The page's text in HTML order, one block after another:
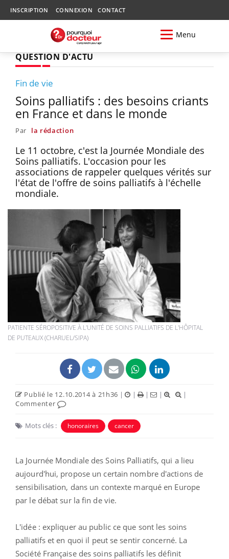
INSCRIPTION CONNEXION CONTACT
Menu
QUESTION D'ACTU
Fin de vie
Soins palliatifs : des besoins criants
en France et dans le monde
Par la rédaction
Le 11 octobre, c'est la Journée Mondiale des
Soins palliatifs. L'occasion pour les
associations de rappeler quelques vérités sur
l'état de l'offre de soins palliatifs à l'échelle
mondiale.
PATIENTE SÉROPOSITIVE À L'UNITÉ DE SOINS PALLIATIFS DE L'HÔPITAL
DE PUTEAUX (CHARUEL/SIPA)
Publié le 12.10.2014 à 21h36 | | | |
|
Commenter
Mots clés : honoraires cancer
La Journée Mondiale des Soins Palliatifs, qui a lieu
aujourd'hui, propose un certain nombre d'actions de
sensibilisation, dans un contexte marqué en Europe
par le débat sur la fin de vie.
L'idée : expliquer au public ce que sont les soins
palliatifs et en quoi il peut se sentir concerné. La
Société Française des soins palliatifs les définit